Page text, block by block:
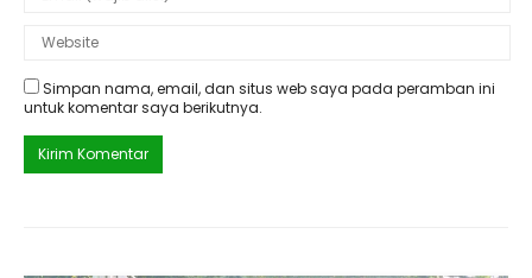
Simpan nama, email, dan situs web saya pada peramban ini
untuk komentar saya berikutnya.